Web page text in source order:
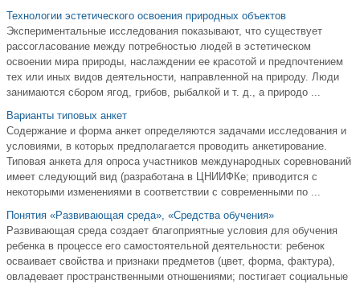
Технологии эстетического освоения природных объектов
Экспериментальные исследования показывают, что существует
рассогласование между потребностью людей в эстетическом
освоении мира природы, наслаждении ее красотой и предпочтением
тех или иных видов деятельности, направленной на природу. Люди
занимаются сбором ягод, грибов, рыбалкой и т. д., а природо ...
Варианты типовых анкет
Содержание и форма анкет определяются задачами исследования и
условиями, в которых предполагается проводить анкетирование.
Типовая анкета для опроса участников международных соревнований
имеет следующий вид (разработана в ЦНИИФКе; приводится с
некоторыми изменениями в соответствии с современными по ...
Понятия «Развивающая среда», «Средства обучения»
Развивающая среда создает благоприятные условия для обучения
ребенка в процессе его самостоятельной деятельности: ребенок
осваивает свойства и признаки предметов (цвет, форма, фактура),
овладевает пространственными отношениями; постигает социальные